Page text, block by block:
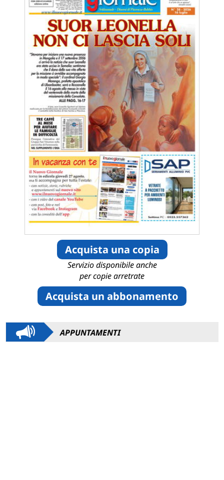
Acquista una copia
Servizio disponibile anche
per copie arretrate
Acquista un abbonamento
APPUNTAMENTI